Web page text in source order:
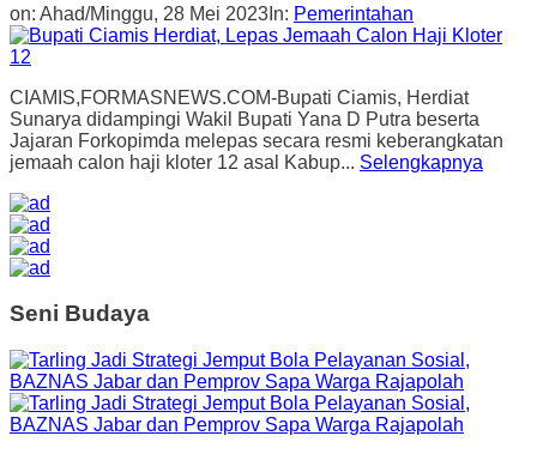
on: Ahad/Minggu, 28 Mei 2023 In: Pemerintahan
CIAMIS,FORMASNEWS.COM-Bupati Ciamis, Herdiat
Sunarya didampingi Wakil Bupati Yana D Putra beserta
Jajaran Forkopimda melepas secara resmi keberangkatan
jemaah calon haji kloter 12 asal Kabup... Selengkapnya
Seni Budaya